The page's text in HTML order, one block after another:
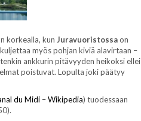
korkealla, kun Juravuoristossaon
myös pohjan kiviä alavirtaan –
ankkurin pitävyyden heikoksi ellei
poistuvat. Lopulta joki päätyy
du Midi – Wikipedia) tuodessaan